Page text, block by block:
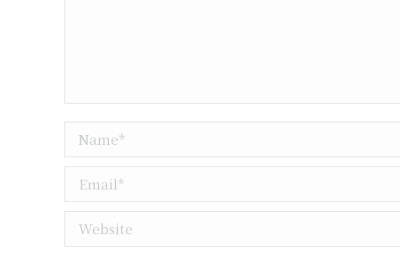
Name *
Email *
Website